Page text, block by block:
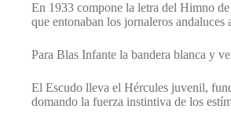
En 1933 compone la letra del Himno
que entonaban los jornaleros
Para Blas Infante la bandera blanca y
El Escudo lleva el Hércules juvenil,
domando la fuerza instintiva de los